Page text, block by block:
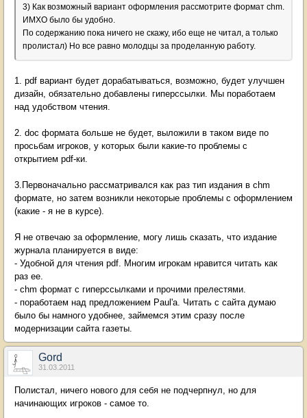
3) Как возможный вариант оформления рассмотрите формат chm.
ИМХО было бы удобно.
По содержанию пока ничего не скажу, ибо еще не читал, а только
пролистал) Но все равно молодцы за проделанную работу.
1. pdf вариант будет дорабатываться, возможно, будет улучшен
дизайн, обязательно добавлены гиперссылки. Мы поработаем
над удобством чтения.
2. doc формата больше не будет, выложили в таком виде по
просьбам игроков, у которых были какие-то проблемы с
открытием pdf-ки.
3.Первоначально рассматривался как раз тип издания в chm
формате, но затем возникли некоторые проблемы с оформлением
(какие - я не в курсе).
Я не отвечаю за оформление, могу лишь сказать, что издание
журнала планируется в виде:
- Удобной для чтения pdf. Многим игрокам нравится читать как
раз ее.
- chm формат с гиперссылками и прочими прелестями.
- поработаем над предложением Paul'а. Читать с сайта думаю
было бы намного удобнее, займемся этим сразу после
модернизации сайта газеты.
Gord
31.03.2011
Полистал, ничего нового для себя не подчерпнул, но для
начинающих игроков - самое то.